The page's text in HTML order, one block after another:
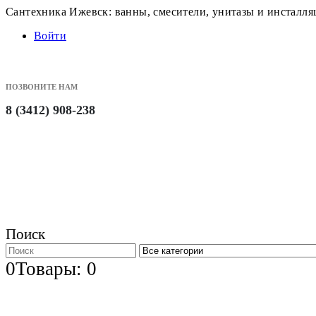
Сантехника Ижевск: ванны, смесители, унитазы и
Войти
ПОЗВОНИТЕ НАМ
8 (3412) 908-238
Поиск
0Товары: 0